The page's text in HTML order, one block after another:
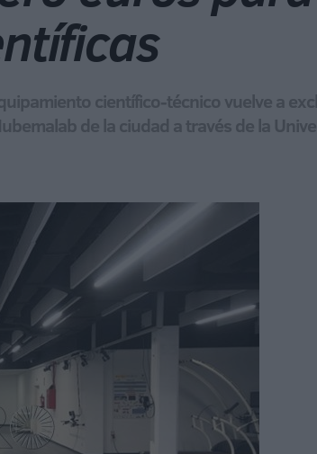
científico-técnico vuelve a
de la ciudad a través de la